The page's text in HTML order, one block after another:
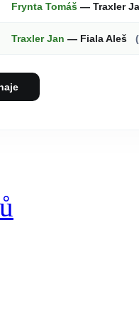
Frynta Tomáš — Traxler
Traxler Jan — Fiala Aleš